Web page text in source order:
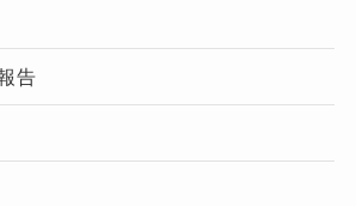
告